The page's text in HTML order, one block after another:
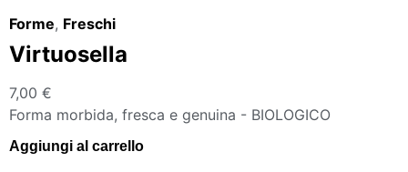
Forme, Freschi
Virtuosella
7,00 €
Forma morbida, fresca e genuina - BIOLOGICO
Aggiungi al carrello